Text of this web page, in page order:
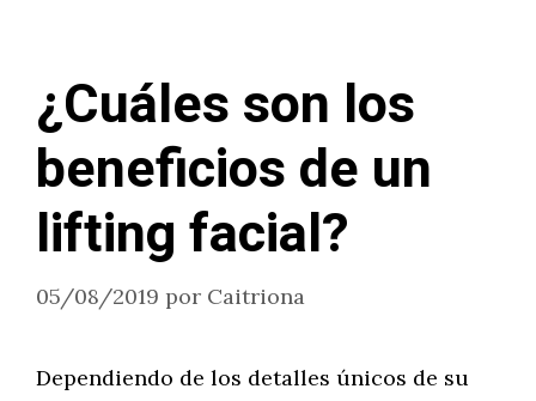
¿Cuáles son los
beneficios de un
lifting facial?
05/08/2019 por Caitriona
Dependiendo de los detalles únicos de su